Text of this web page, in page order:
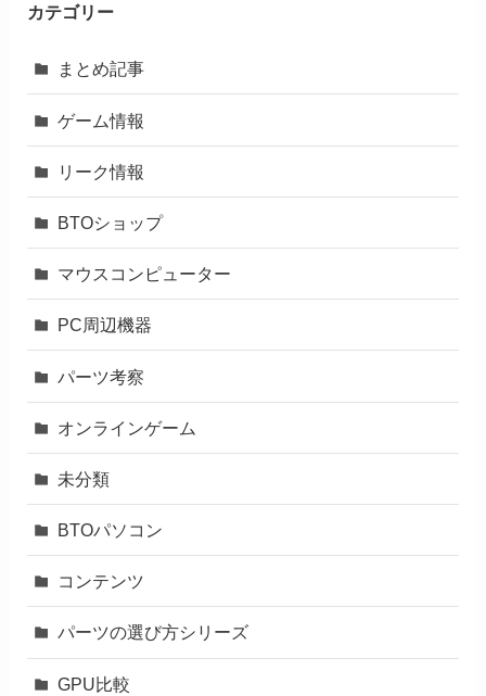
カテゴリー
まとめ記事
ゲーム情報
リーク情報
BTOショップ
マウスコンピューター
PC周辺機器
パーツ考察
オンラインゲーム
未分類
BTOパソコン
コンテンツ
パーツの選び方シリーズ
GPU比較